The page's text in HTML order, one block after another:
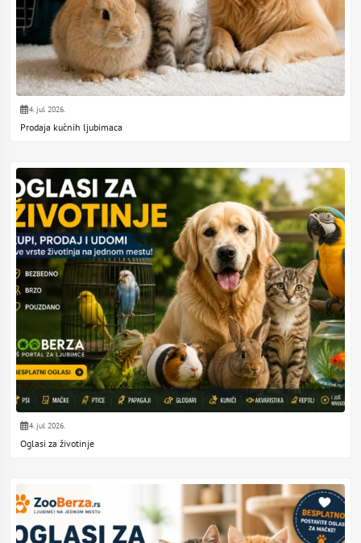
4. jul 2026.
Prodaja kućnih ljubimaca
4. jul 2026.
Oglasi za životinje